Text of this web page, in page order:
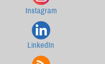
Instagram
LinkedIn